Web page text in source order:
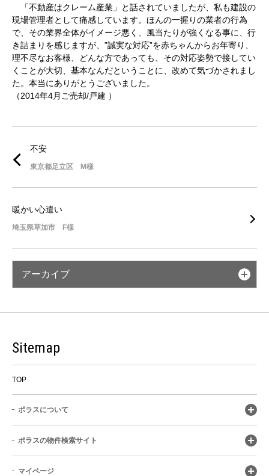
「不動産はクレーム産業」と話されていましたが、私も建設の
現場管理者として痛感しています。ほんの一握りの業者の行為
で、その業界全体がイメージ悪く、風当たりが強くなる事に、行
き詰まりを感じますが、”誠実な対応”を赤ちゃんからお年寄り、
理不尽なお客様、どんな方であっても、その対応姿勢で接してい
くことが大切、基本なんだということに、改めて気づかされまし
た。本当にありがとうございました。
（2014年4月ご売却/戸建 ）
不安
東京都足立区 M様
暖かい心遣い
埼玉県草加市 F様
アーカイブ
Sitemap
TOP
ポラスについて
ポラスの物件検索サイト
マイページ